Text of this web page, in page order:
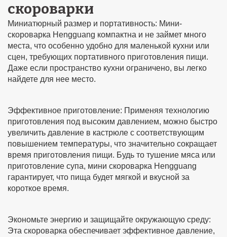
скороварки
Миниатюрный размер и портативность: Мини-
скороварка Hengguang компактна и не займет много
места, что особенно удобно для маленькой кухни или
сцен, требующих портативного приготовления пищи.
Даже если пространство кухни ограничено, вы легко
найдете для нее место.
Эффективное приготовление: Применяя технологию
приготовления под высоким давлением, можно быстро
увеличить давление в кастрюле с соответствующим
повышением температуры, что значительно сокращает
время приготовления пищи. Будь то тушение мяса или
приготовление супа, мини скороварка Hengguang
гарантирует, что пища будет мягкой и вкусной за
короткое время.
Экономьте энергию и защищайте окружающую среду:
Эта скороварка обеспечивает эффективное давление,